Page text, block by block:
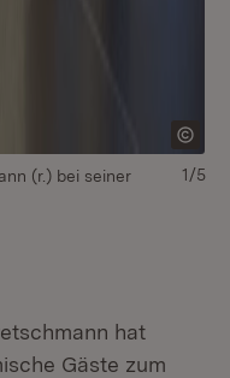
(r.) bei seiner
1/5
hat
Gäste zum